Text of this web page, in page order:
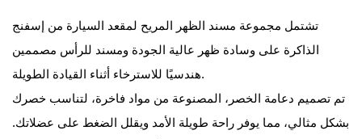
تشتمل مجموعة مسند الظهر المريح لمقعد السيارة من إسفنج
الذاكرة على وسادة ظهر عالية الجودة ومسند للرأس مصممين
هندسيًا للاسترخاء أثناء القيادة الطويلة.
تم تصميم دعامة الخصر، المصنوعة من مواد فاخرة، لتناسب خصرك
بشكل مثالي، مما يوفر راحة طويلة الأمد ويقلل الضغط على عضلاتك.